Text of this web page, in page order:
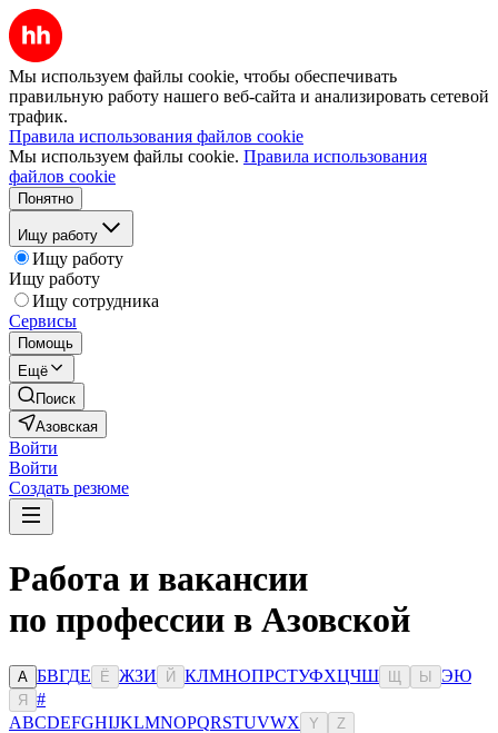
Мы используем файлы cookie, чтобы обеспечивать
правильную работу нашего веб-сайта и анализировать сетевой
трафик.
Правила использования файлов cookie
Мы используем файлы cookie. Правила использования
файлов cookie
Понятно
Ищу работу
Ищу работу
Ищу работу
Ищу сотрудника
Сервисы
Помощь
Ещё
Поиск
Азовская
Войти
Войти
Создать резюме
Работа и вакансии
по профессии в Азовской
А БВГДЕ Ё ЖЗИ Й КЛМНОПРСТУФХЦЧШ Ы ЭЮ
Я
#
ABCDEFGHIJKLMNOPQRSTUVWX Y Z